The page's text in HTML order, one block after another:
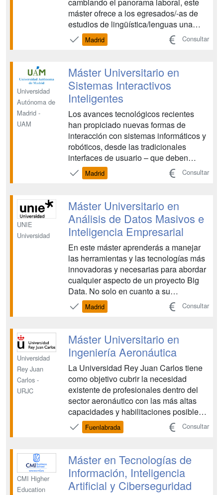
máster ofrece a los egresados/-as de
estudios de lingüística/lenguas una
formación en conocimientos y
competencias del ámbito de las
lingüística computacional, lenguajes de
etiquetado, etc.) para incorp...
Madrid Consultar
Universidad
Autónoma de
Madrid -
UAM
Máster Universitario en
Sistemas Interactivos
Inteligentes
Los avances tecnológicos recientes
han propiciado nuevas formas de
interacción con sistemas informáticos y
robóticos, desde las tradicionales
interfaces de usuario – que deben
diseñarse asegurando su usabilidad y
accesibilidad – a la interacción basada
aumentada y virtual, a través de
dispositivos móviles, y ...
Madrid Consultar
UNIE
Universidad
Máster Universitario en
Análisis de Datos Masivos e
Inteligencia Empresarial
En este máster aprenderás a manejar
las herramientas y las tecnologías más
innovadoras y necesarias para abordar
cualquier aspecto de un proyecto Big
Data. No solo en cuanto a su
arquitectura y análisis, también a cómo
aplicarlo en la toma de decisiones.
altamente técnico de este programa te
ayudará a desa...
Madrid Consultar
Universidad
Rey Juan
Carlos -
URJC
Máster Universitario en
Ingeniería Aeronáutica
La Universidad Rey Juan Carlos tiene
como objetivo cubrir la necesidad
existente de profesionales dentro del
sector aeronáutico con las más altas
capacidades y habilitaciones posibles
dentro del marco de una profesión
regulada, ya que la presente
Ingeniería Aeronáutica se adapta
plenamente a la legislación vig...
Fuenlabrada Consultar
CMI Higher
Education
Máster en Tecnologías de
Información, Inteligencia
Artificial y Ciberseguridad